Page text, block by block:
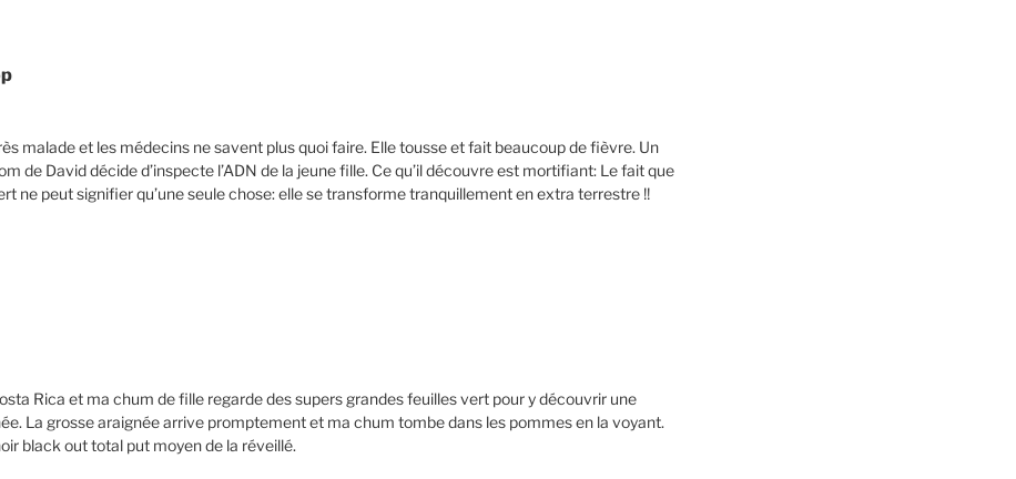
malade et les médecins ne savent plus quoi faire. Elle tousse et fait beaucoup de fièvre. Un
de David décide d’inspecte l’ADN de la jeune fille. Ce qu’il découvre est mortifiant: Le fait que
ne peut signifier qu’une seule chose: elle se transforme tranquillement en extra terrestre !!
Rica et ma chum de fille regarde des supers grandes feuilles vert pour y découvrir une
La grosse araignée arrive promptement et ma chum tombe dans les pommes en la voyant.
black out total put moyen de la réveillé.